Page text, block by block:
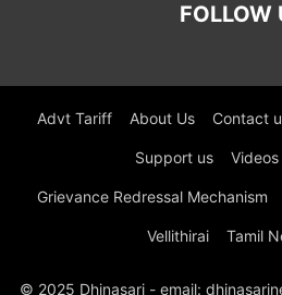
FOLLOW
Advt Tariff About Us Contact
Support us Videos
Grievance Redressal Mechanism
Vellithirai Tamil
© 2025 Dhinasari - email: